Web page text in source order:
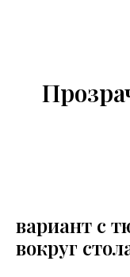
вариант с
вокруг